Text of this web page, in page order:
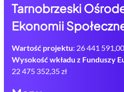
Tarnobrzeski
Ekonomii
Wartość projektu: 26 441 591,00
Wysokość wkładu z Funduszy
22 475 352,35 zł